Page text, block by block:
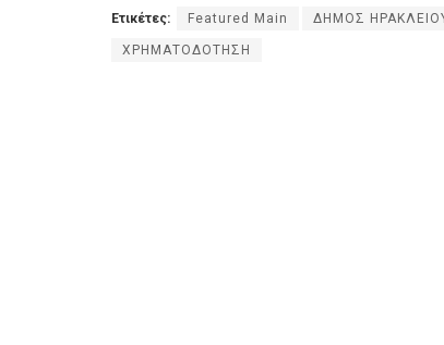
Ετικέτες: Featured Main ΔΗΜΟΣ
ΧΡΗΜΑΤΟΔΟΤΗΣΗ